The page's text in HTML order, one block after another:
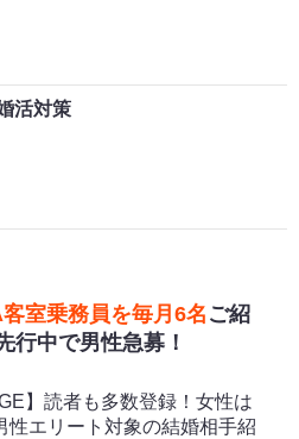
活対策
室乗務員を毎月6名 ご紹
行中で男性急募！
】読者も多数登録！女性は
性エリート対象の結婚相手紹